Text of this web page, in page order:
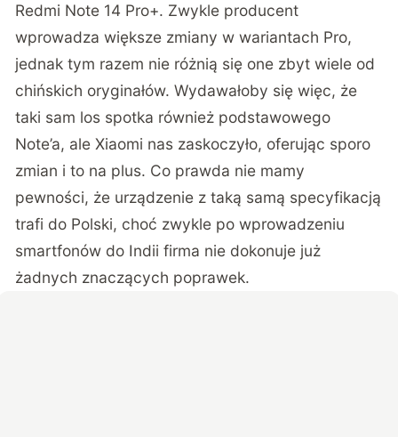
Redmi Note 14 Pro+. Zwykle producent
wprowadza większe zmiany w wariantach Pro,
jednak tym razem nie różnią się one zbyt wiele od
chińskich oryginałów. Wydawałoby się więc, że
taki sam los spotka również podstawowego
Note’a, ale Xiaomi nas zaskoczyło, oferując sporo
zmian i to na plus. Co prawda nie mamy
pewności, że urządzenie z taką samą specyfikacją
trafi do Polski, choć zwykle po wprowadzeniu
smartfonów do Indii firma nie dokonuje już
żadnych znaczących poprawek.